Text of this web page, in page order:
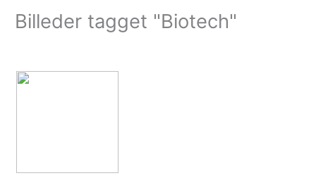
Billeder tagget "Biotech"